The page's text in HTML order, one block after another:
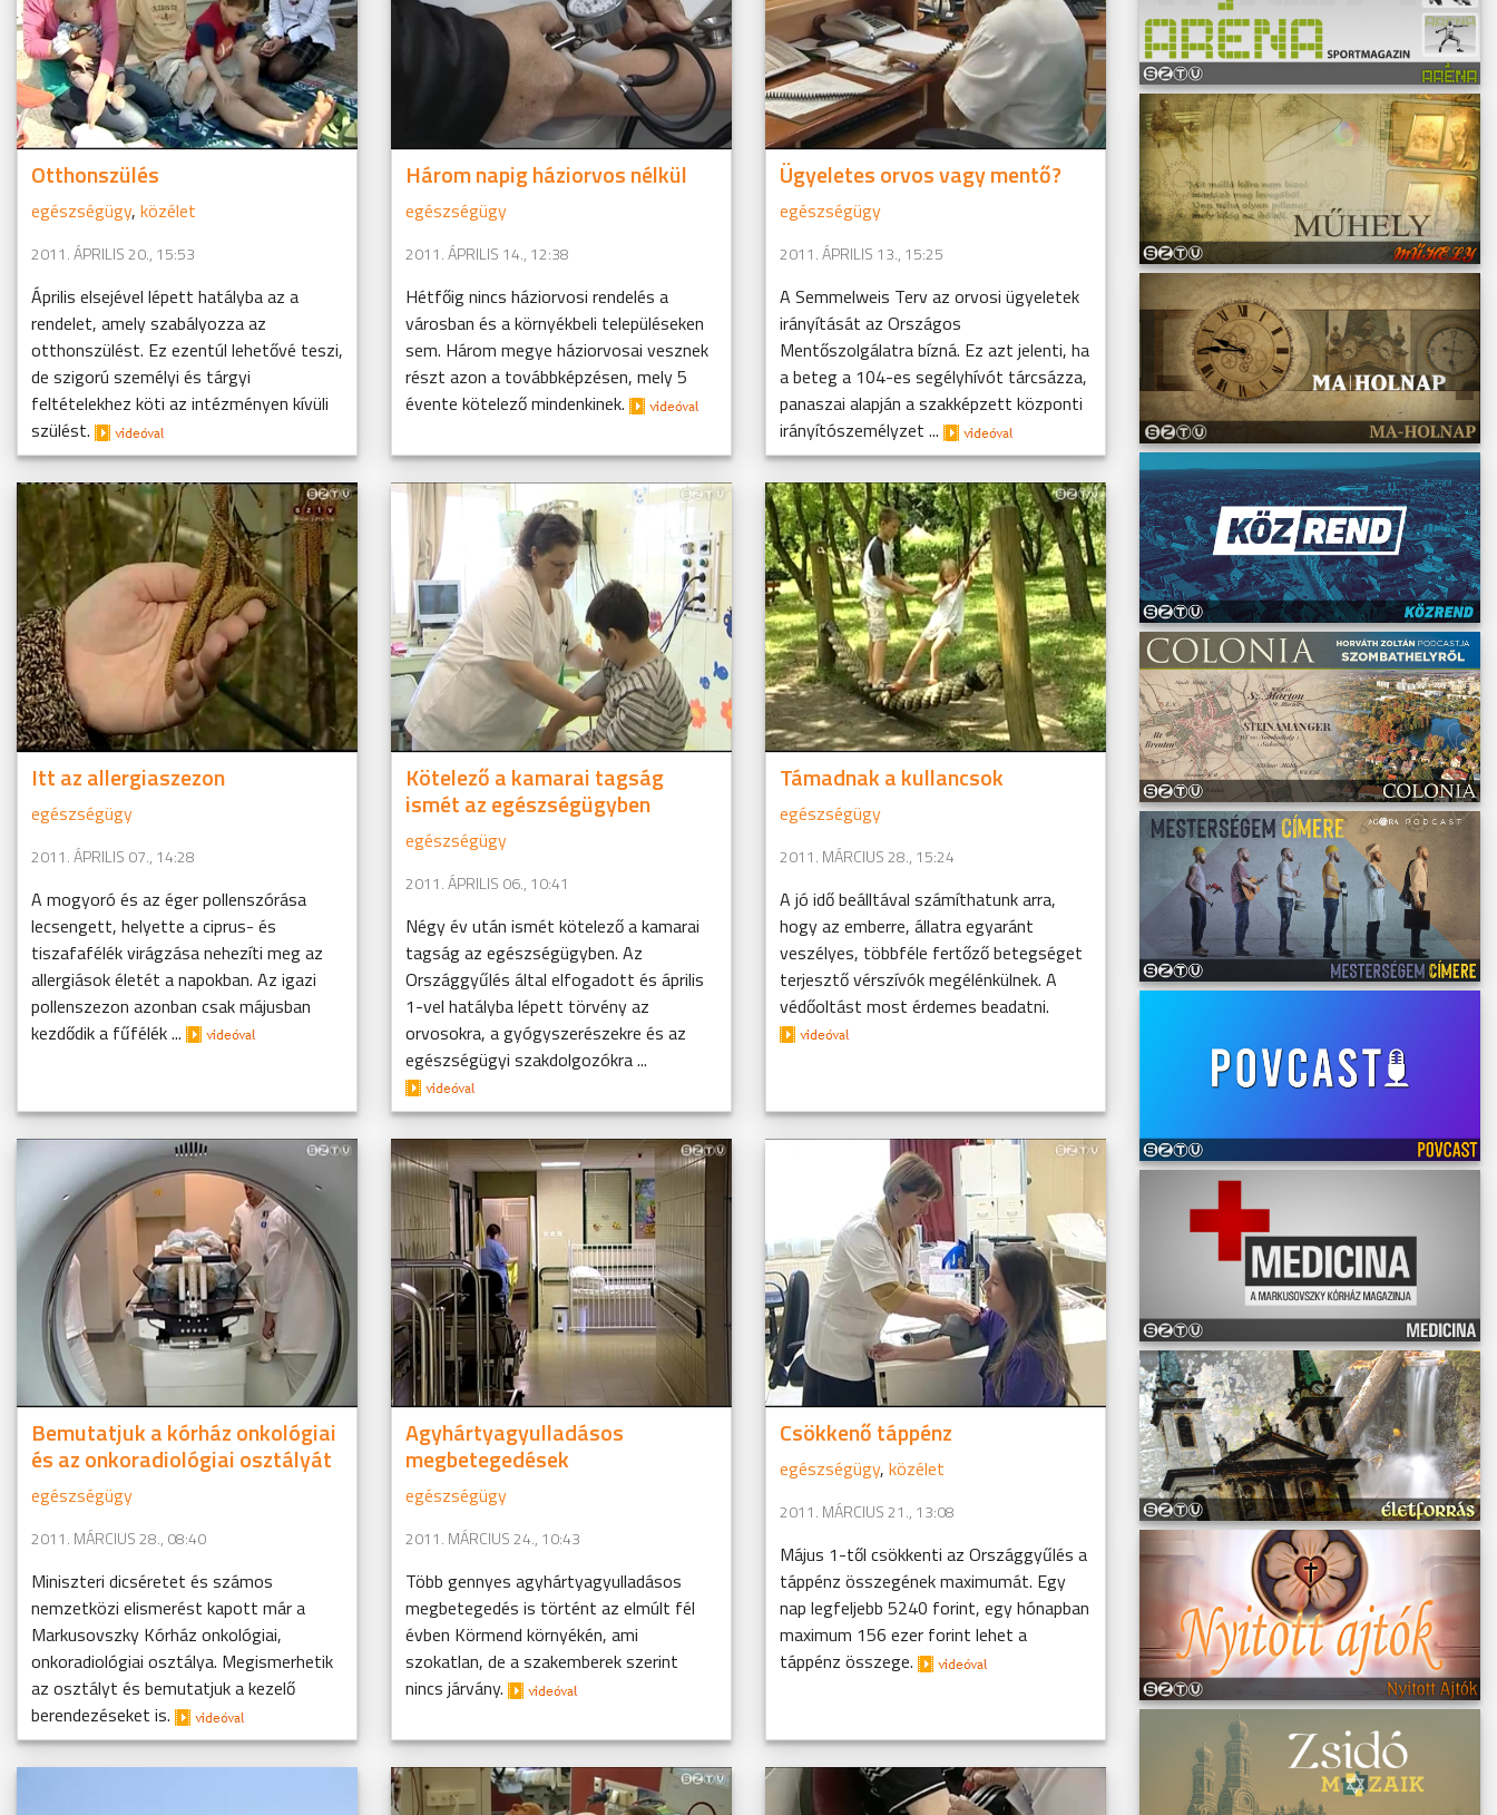
Otthonszülés
egészségügy, közélet
2011. ÁPRILIS 20., 15:53
Április elsejével lépett hatályba az a
rendelet, amely szabályozza az
otthonszülést. Ez ezentúl lehetővé teszi,
de szigorú személyi és tárgyi
feltételekhez köti az intézményen kívüli
szülést.
Három napig háziorvos nélkül
egészségügy
2011. ÁPRILIS 14., 12:38
Hétfőig nincs háziorvosi rendelés a
városban és a környékbeli településeken
sem. Három megye háziorvosai vesznek
részt azon a továbbképzésen, mely 5
évente kötelező mindenkinek.
Ügyeletes orvos vagy mentő?
egészségügy
2011. ÁPRILIS 13., 15:25
A Semmelweis Terv az orvosi ügyeletek
irányítását az Országos
Mentőszolgálatra bízná. Ez azt jelenti, ha
a beteg a 104-es segélyhívót tárcsázza,
panaszai alapján a szakképzett központi
irányítószemélyzet ...
Itt az allergiaszezon
egészségügy
2011. ÁPRILIS 07., 14:28
A mogyoró és az éger pollenszórása
lecsengett, helyette a ciprus- és
tiszafafélék virágzása nehezíti meg az
allergiások életét a napokban. Az igazi
pollenszezon azonban csak májusban
kezdődik a fűfélék ...
Kötelező a kamarai tagság
ismét az egészségügyben
egészségügy
2011. ÁPRILIS 06., 10:41
Négy év után ismét kötelező a kamarai
tagság az egészségügyben. Az
Országgyűlés által elfogadott és április
1-vel hatályba lépett törvény az
orvosokra, a gyógyszerészekre és az
egészségügyi szakdolgozókra ...
Támadnak a kullancsok
egészségügy
2011. MÁRCIUS 28., 15:24
A jó idő beálltával számíthatunk arra,
hogy az emberre, állatra egyaránt
veszélyes, többféle fertőző betegséget
terjesztő vérszívók megélénkülnek. A
védőoltást most érdemes beadatni.
Bemutatjuk a kórház onkológiai
és az onkoradiológiai osztályát
egészségügy
2011. MÁRCIUS 28., 08:40
Miniszteri dicséretet és számos
nemzetközi elismerést kapott már a
Markusovszky Kórház onkológiai,
onkoradiológiai osztálya. Megismerhetik
az osztályt és bemutatjuk a kezelő
berendezéseket is.
Agyhártyagyulladásos
megbetegedések
egészségügy
2011. MÁRCIUS 24., 10:43
Több gennyes agyhártyagyulladásos
megbetegedés is történt az elmúlt fél
évben Körmend környékén, ami
szokatlan, de a szakemberek szerint
nincs járvány.
Csökkenő táppénz
egészségügy, közélet
2011. MÁRCIUS 21., 13:08
Május 1-től csökkenti az Országgyűlés a
táppénz összegének maximumát. Egy
nap legfeljebb 5240 forint, egy hónapban
maximum 156 ezer forint lehet a
táppénz összege.